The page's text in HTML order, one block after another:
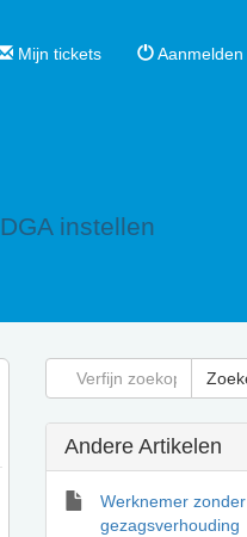
Mijn tickets Aanmelden
DGA instellen
Andere Artikelen
Werknemer zonder
gezagsverhouding